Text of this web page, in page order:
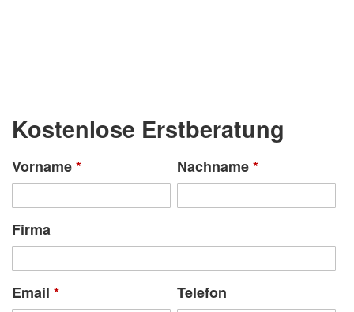
Kostenlose Erstberatung
Vorname* Nachname*
Firma
Email * Telefon